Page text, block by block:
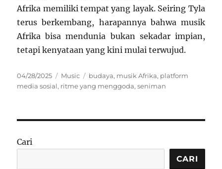
Afrika memiliki tempat yang layak. Seiring Tyla
terus berkembang, harapannya bahwa musik
Afrika bisa mendunia bukan sekadar impian,
tetapi kenyataan yang kini mulai terwujud.
Posted
on
04/28/2025 Categories
Music Tags
budaya, musik Afrika, platform
media sosial, ritme yang menggoda,seniman
Cari
CARI